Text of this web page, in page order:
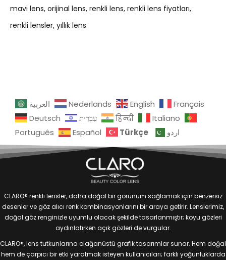
mavi lens orijinal lens renkli lens renkli lens fiyatları
renkli lensler yıllık lens
العربية Nederlands English
Français
Deutsch
עִבְרִית हिन्दी
Italiano
Português
Español Türkçe اردو
CLARO® renkli lensler, daha doğal bir görünüm sağlamak için benzersiz
desenler ve göz alıcı renk kombinasyonlarını bir araya getirir. Lenslerimiz,
doğal göz renginizle uyumlu olacak şekilde tasarlanmıştır; koyu gözleri
aydınlatırken açık gözleri de vurgular.
CLARO®, lens tutkunlarına olağanüstü grafik tasarımlar sunar. Hem doğal
hem de çarpıcı bir etki yaratmak isteyen kullanıcıları; farklı yoğunluklarda